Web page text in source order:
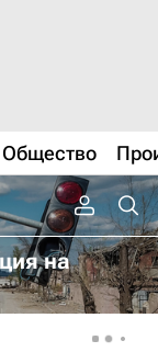
Общество
на